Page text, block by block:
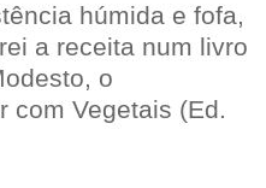
húmida e fofa,
a receita num livro
o
com Vegetais (Ed.